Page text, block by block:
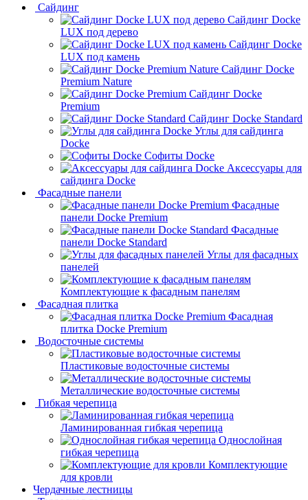
Сайдинг
Сайдинг Docke
LUX под дерево
Сайдинг Docke
LUX под камень
Сайдинг Docke
Premium Nature
Сайдинг Docke
Premium
Сайдинг Docke Standard
Углы для сайдинга
Docke
Софиты Docke
Аксессуары для
сайдинга Docke
Фасадные панели
Фасадные
панели Docke Premium
Фасадные
панели Docke Standard
Углы для фасадных
панелей
Комплектующие к фасадным панелям
Фасадная плитка
Фасадная
плитка Docke Premium
Водосточные системы
Пластиковые водосточные системы
Металлические водосточные системы
Гибкая черепица
Ламинированная гибкая черепица
Однослойная
гибкая черепица
Комплектующие
для кровли
Чердачные лестницы